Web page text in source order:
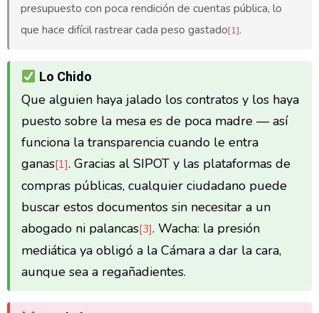
presupuesto con poca rendición de cuentas pública, lo
que hace difícil rastrear cada peso gastado[1].
Lo Chido
Que alguien haya jalado los contratos y los haya
puesto sobre la mesa es de poca madre — así
funciona la transparencia cuando le entra
ganas[1]. Gracias al SIPOT y las plataformas de
compras públicas, cualquier ciudadano puede
buscar estos documentos sin necesitar a un
abogado ni palancas[3]. Wacha: la presión
mediática ya obligó a la Cámara a dar la cara,
aunque sea a regañadientes.